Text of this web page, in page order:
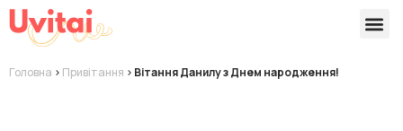
Головна > Привітання > Вітання Данилу з Днем народження!